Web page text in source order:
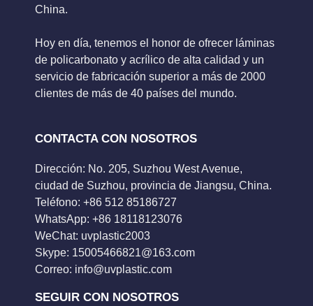
China.
Hoy en día, tenemos el honor de ofrecer láminas
de policarbonato y acrílico de alta calidad y un
servicio de fabricación superior a más de 2000
clientes de más de 40 países del mundo.
CONTACTA CON NOSOTROS
Dirección: No. 205, Suzhou West Avenue,
ciudad de Suzhou, provincia de Jiangsu, China.
Teléfono: +86 512 85186727
WhatsApp: +86 18118123076
WeChat: uvplastic2003
Skype: 15005466821@163.com
Correo: info@uvplastic.com
SEGUIR CON NOSOTROS